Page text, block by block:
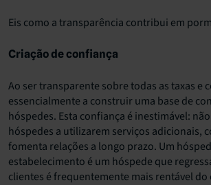
Eis como a transparência contribui em
Criação de confiança
Ao ser transparente sobre todas as taxas e
essencialmente a construir uma base de
hóspedes. Esta confiança é inestimável:
hóspedes a utilizarem serviços adicionais,
fomenta relações a longo prazo. Um
estabelecimento é um hóspede que
clientes é frequentemente mais rentável do